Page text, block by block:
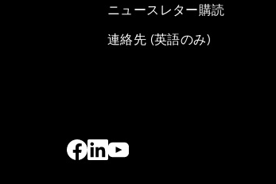
ニュースレター購読
連絡先 (英語のみ)